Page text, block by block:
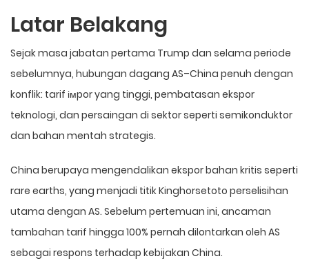
Latar Belakang
Sejak masa jabatan pertama Trump dan selama periode
sebelumnya, hubungan dagang AS–China penuh dengan
konflik: tarif імpor yang tinggi, pembatasan ekspor
teknologi, dan persaingan di sektor seperti semikonduktor
dan bahan mentah strategis.
China berupaya mengendalikan ekspor bahan kritis seperti
rare earths, yang menjadi titikKinghorsetoto perselisihan
utama dengan AS. Sebelum pertemuan ini, ancaman
tambahan tarif hingga 100% pernah dilontarkan oleh AS
sebagai respons terhadap kebijakan China.